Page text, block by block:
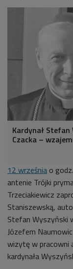
Kardynał
Czacka –
12 września o
antenie Trójki
Trzeciakiewicz
Staniszewską,
Stefan Wyszyński
Józefem
wizytę w pracowni
kardynała